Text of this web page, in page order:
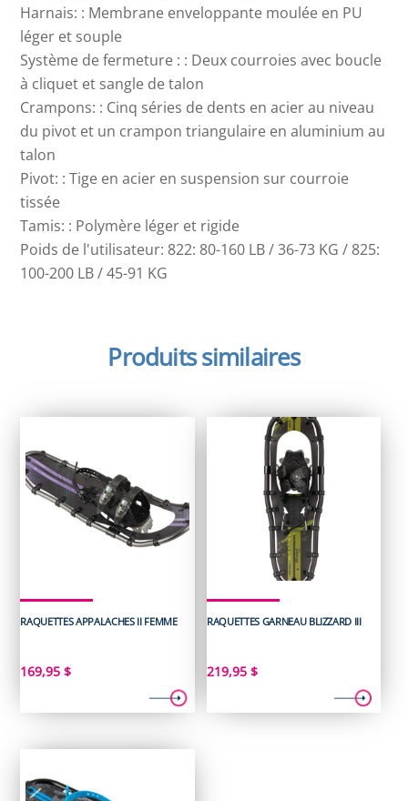
Harnais: : Membrane enveloppante moulée en PU
léger et souple
Système de fermeture : : Deux courroies avec boucle
à cliquet et sangle de talon
Crampons: : Cinq séries de dents en acier au niveau
du pivot et un crampon triangulaire en aluminium au
talon
Pivot: : Tige en acier en suspension sur courroie
tissée
Tamis: : Polymère léger et rigide
Poids de l'utilisateur: 822: 80-160 LB / 36-73 KG / 825:
100-200 LB / 45-91 KG
Produits similaires
RAQUETTES APPALACHES II FEMME
169,95$
RAQUETTES GARNEAU BLIZZARD III
219,95 $